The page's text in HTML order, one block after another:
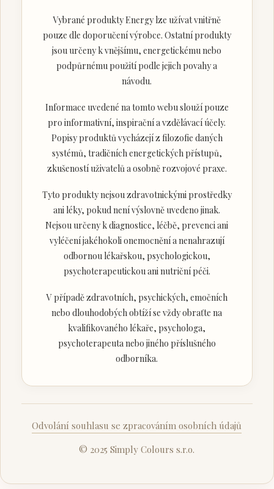
Vybrané produkty Energy lze užívat vnitřně
pouze dle doporučení výrobce. Ostatní produkty
jsou určeny k vnějšímu, energetickému nebo
podpůrnému použití podle jejich povahy a
návodu.
Informace uvedené na tomto webu slouží pouze
pro informativní, inspirační a vzdělávací účely.
Popisy produktů vycházejí z filozofie daných
systémů, tradičních energetických přístupů,
zkušeností uživatelů a osobně rozvojové praxe.
Tyto produkty nejsou zdravotnickými prostředky
ani léky, pokud není výslovně uvedeno jinak.
Nejsou určeny k diagnostice, léčbě, prevenci ani
vyléčení jakéhokoli onemocnění a nenahrazují
odbornou lékařskou, psychologickou,
psychoterapeutickou ani nutriční péči.
V případě zdravotních, psychických, emočních
nebo dlouhodobých obtíží se vždy obraťte na
kvalifikovaného lékaře, psychologa,
psychoterapeuta nebo jiného příslušného
odborníka.
Odvolání souhlasu se zpracováním osobních údajů
© 2025 Simply Colours s.r.o.